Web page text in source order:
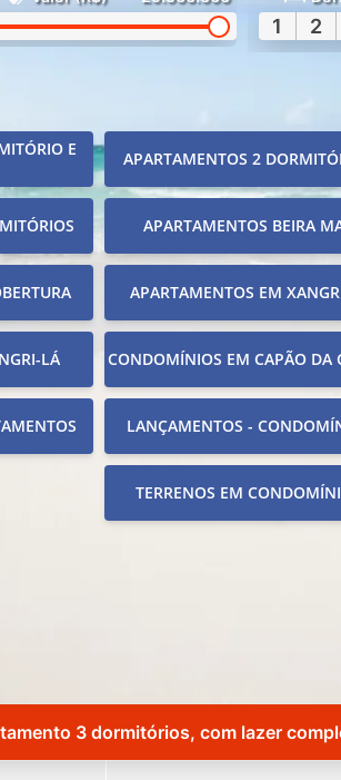
1 2
E APARTAMENTOS 2
APARTAMENTOS BEIRA
APARTAMENTOS EM
LÁ CONDOMÍNIOS EM CAPÃO DA
LANÇAMENTOS -
TERRENOS EM
3 dormitórios, com lazer